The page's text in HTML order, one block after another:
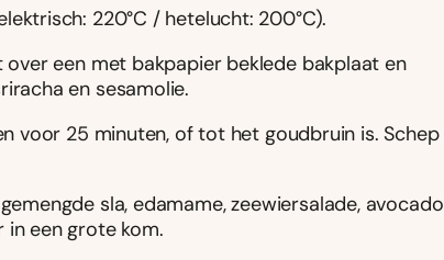
220°C / hetelucht: 200°C).
een met bakpapier beklede bakplaat en
en sesamolie.
voor 25 minuten, of tot het goudbruin is. Schep
sla, edamame, zeewiersalade, avocado
in een grote kom.